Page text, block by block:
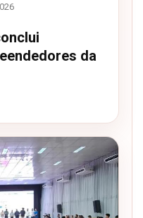
da